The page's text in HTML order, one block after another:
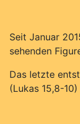
Seit Januar
sehenden
Das letzte
(Lukas 15,8-10)